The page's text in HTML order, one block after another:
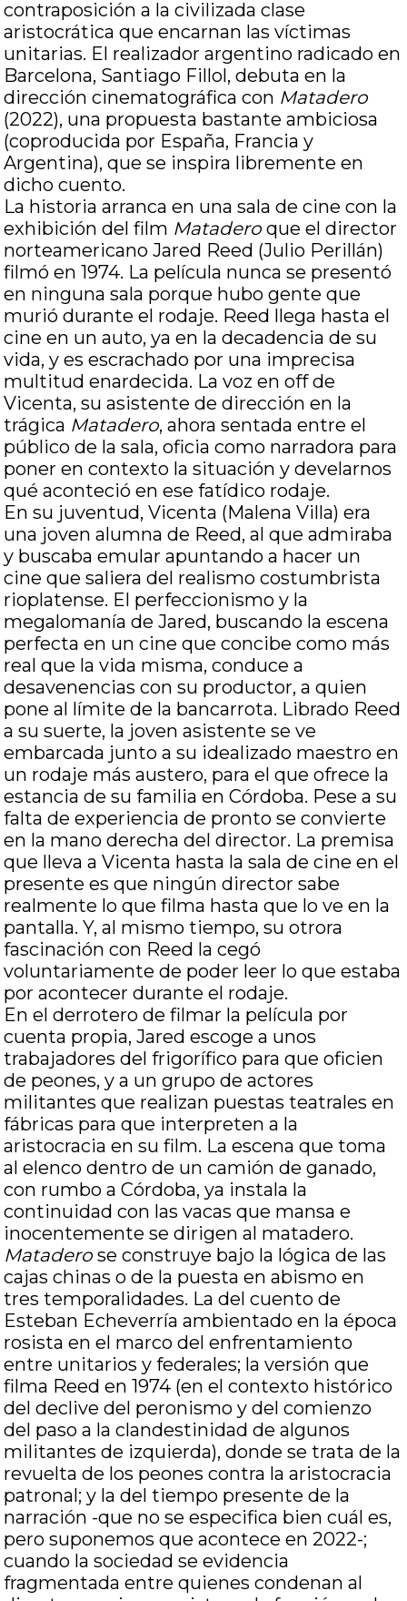
contraposición a la civilizada clase
aristocrática que encarnan las víctimas
unitarias. El realizador argentino radicado en
Barcelona, Santiago Fillol, debuta en la
dirección cinematográfica con Matadero
(2022), una propuesta bastante ambiciosa
(coproducida por España, Francia y
Argentina), que se inspira libremente en
dicho cuento.
La historia arranca en una sala de cine con la
exhibición del film Mataderoque el director
norteamericano Jared Reed (Julio Perillán)
filmó en 1974. La película nunca se presentó
en ninguna sala porque hubo gente que
murió durante el rodaje. Reed llega hasta el
cine en un auto, ya en la decadencia de su
vida, y es escrachado por una imprecisa
multitud enardecida. La voz en off de
Vicenta, su asistente de dirección en la
trágica Matadero, ahora sentada entre el
público de la sala, oficia como narradora para
poner en contexto la situación y develarnos
qué aconteció en ese fatídico rodaje.
En su juventud, Vicenta (Malena Villa) era
una joven alumna de Reed, al que admiraba
y buscaba emular apuntando a hacer un
cine que saliera del realismo costumbrista
rioplatense. El perfeccionismo y la
megalomanía de Jared, buscando la escena
perfecta en un cine que concibe como más
real que la vida misma, conduce a
desavenencias con su productor, a quien
pone al límite de la bancarrota. Librado Reed
a su suerte, la joven asistente se ve
embarcada junto a su idealizado maestro en
un rodaje más austero, para el que ofrece la
estancia de su familia en Córdoba. Pese a su
falta de experiencia de pronto se convierte
en la mano derecha del director. La premisa
que lleva a Vicenta hasta la sala de cine en el
presente es que ningún director sabe
realmente lo que filma hasta que lo ve en la
pantalla. Y, al mismo tiempo, su otrora
fascinación con Reed la cegó
voluntariamente de poder leer lo que estaba
por acontecer durante el rodaje.
En el derrotero de filmar la película por
cuenta propia, Jared escoge a unos
trabajadores del frigorífico para que oficien
de peones, y a un grupo de actores
militantes que realizan puestas teatrales en
fábricas para que interpreten a la
aristocracia en su film. La escena que toma
al elenco dentro de un camión de ganado,
con rumbo a Córdoba, ya instala la
continuidad con las vacas que mansa e
inocentemente se dirigen al matadero.
Mataderose construye bajo la lógica de las
cajas chinas o de la puesta en abismo en
tres temporalidades. La del cuento de
Esteban Echeverría ambientado en la época
rosista en el marco del enfrentamiento
entre unitarios y federales; la versión que
filma Reed en 1974 (en el contexto histórico
del declive del peronismo y del comienzo
del paso a la clandestinidad de algunos
militantes de izquierda), donde se trata de la
revuelta de los peones contra la aristocracia
patronal; y la del tiempo presente de la
narración -que no se especifica bien cuál es,
pero suponemos que acontece en 2022-;
cuando la sociedad se evidencia
fragmentada entre quienes condenan al